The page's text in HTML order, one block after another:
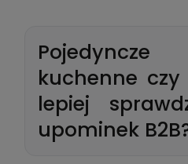
Pojedyncze
kuchenne
lepiej
upominek